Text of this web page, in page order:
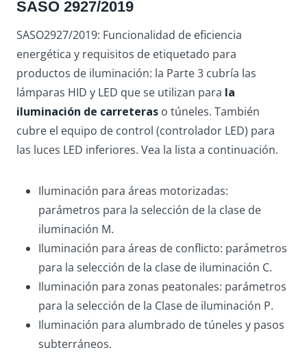
SASO 2927/2019
SASO2927/2019: Funcionalidad de eficiencia
energética y requisitos de etiquetado para
productos de iluminación: la Parte 3 cubría las
lámparas HID y LED que se utilizan para la
iluminación de carreteras o túneles. También
cubre el equipo de control (controlador LED) para
las luces LED inferiores. Vea la lista a continuación.
Iluminación para áreas motorizadas:
parámetros para la selección de la clase de
iluminación M.
Iluminación para áreas de conflicto: parámetros
para la selección de la clase de iluminación C.
Iluminación para zonas peatonales: parámetros
para la selección de la Clase de iluminación P.
Iluminación para alumbrado de túneles y pasos
subterráneos.